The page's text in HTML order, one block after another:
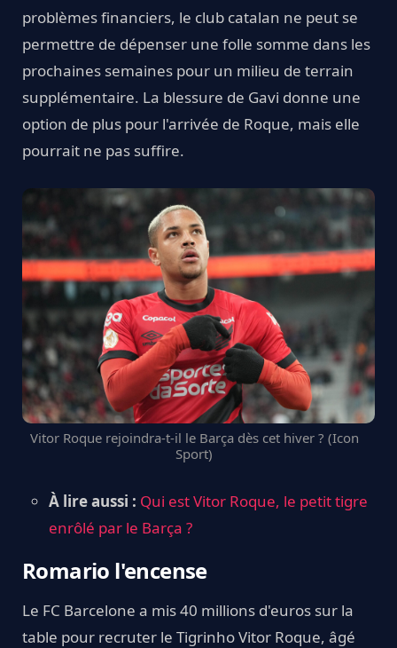
problèmes financiers, le club catalan ne peut se
permettre de dépenser une folle somme dans les
prochaines semaines pour un milieu de terrain
supplémentaire. La blessure de Gavi donne une
option de plus pour l'arrivée de Roque, mais elle
pourrait ne pas suffire.
Vitor Roque rejoindra-t-il le Barça dès cet hiver ? (Icon
Sport)
À lire aussi : Qui est Vitor Roque, le petit tigre
enrôlé par le Barça ?
Romario l'encense
Le FC Barcelone a mis 40 millions d'euros sur la
table pour recruter le Tigrinho Vitor Roque, âgé